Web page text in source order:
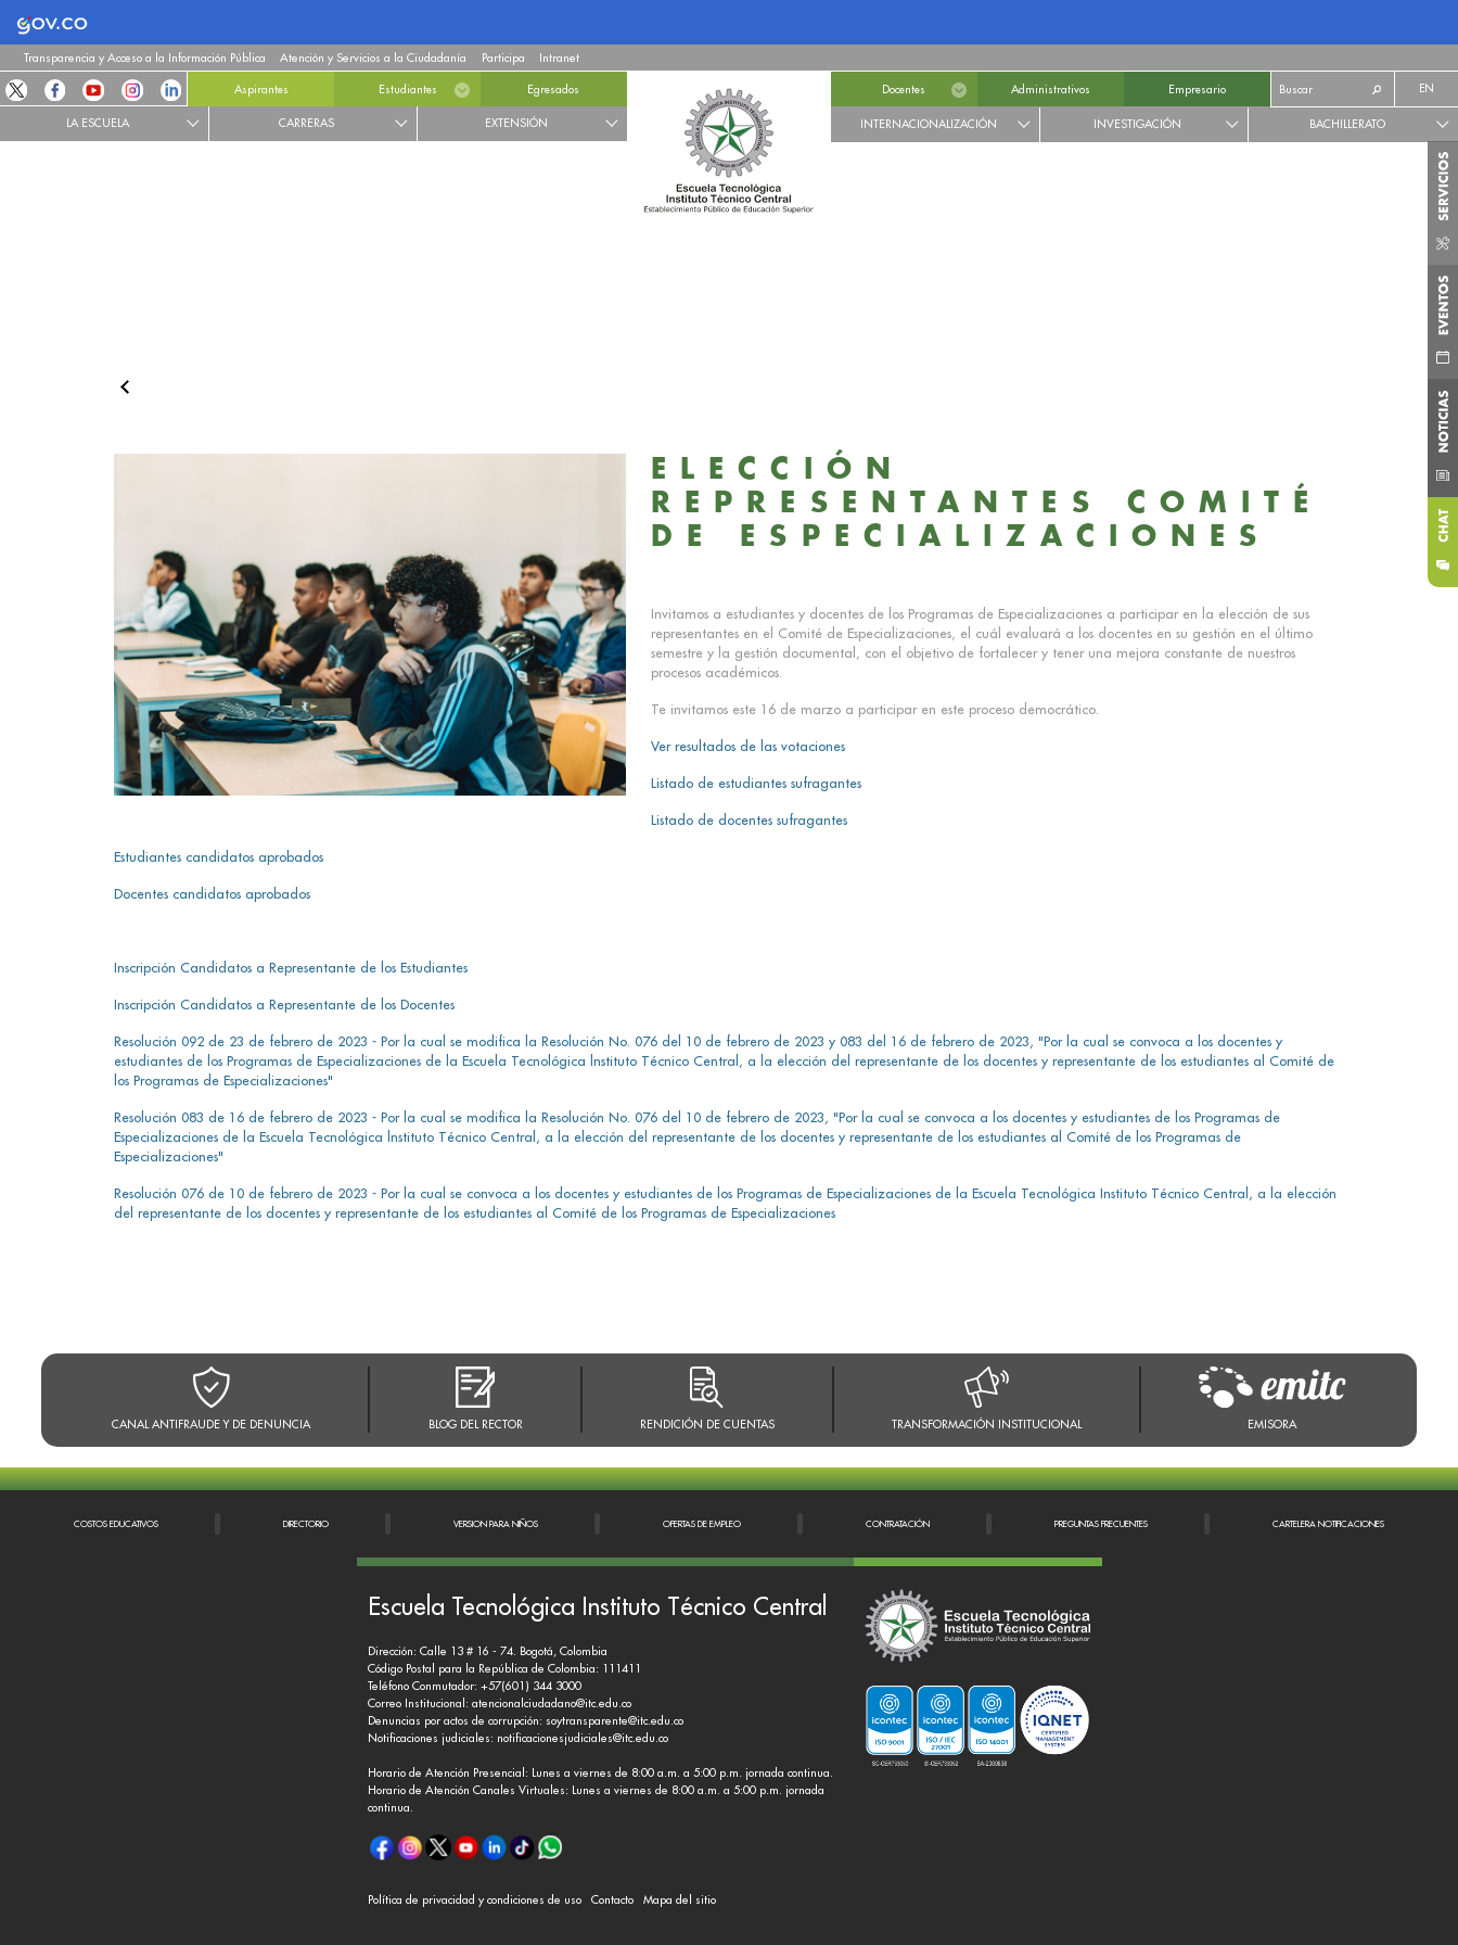
Logo Gobierno de Colombia
Transparencia y Acceso a la Información Pública Atención y Servicios a la Ciudadanía Participa Intranet
Aspirantes Estudiantes Egresados
LA ESCUELA CARRERAS EXTENSIÓN
Docentes Administrativos Empresario EN
INTERNACIONALIZACIÓN INVESTIGACIÓN BACHILLERATO
CANAL ANTIFRAUDE Y DE DENUNCIA BLOG DEL RECTOR RENDICIÓN DE CUENTAS TRANSFORMACIÓN INSTITUCIONAL EMISORA
ELECCIÓN
REPRESENTANTES COMITÉ
DE ESPECIALIZACIONES
Invitamos a estudiantes y docentes de los Programas de Especializaciones a participar en la elección de sus
representantes en el Comité de Especializaciones, el cuál evaluará a los docentes en su gestión en el último
semestre y la gestión documental, con el objetivo de fortalecer y tener una mejora constante de nuestros
procesos académicos.
Te invitamos este 16 de marzo a participar en este proceso democrático.
Ver resultados de las votaciones
Listado de estudiantes sufragantes
Listado de docentes sufragantes
Estudiantes candidatos aprobados
Docentes candidatos aprobados
Inscripción Candidatos a Representante de los Estudiantes
Inscripción Candidatos a Representante de los Docentes
Resolución 092 de 23 de febrero de 2023 - Por la cual se modifica la Resolución No. 076 del 10 de febrero de 2023 y 083 del 16 de febrero de 2023, "Por la cual se convoca a los docentes y
estudiantes de los Programas de Especializaciones de la Escuela Tecnológica lnstituto Técnico Central, a la elección del representante de los docentes y representante de los estudiantes al Comité de
los Programas de Especializaciones"
Resolución 083 de 16 de febrero de 2023 - Por la cual se modifica la Resolución No. 076 del 10 de febrero de 2023, "Por la cual se convoca a los docentes y estudiantes de los Programas de
Especializaciones de la Escuela Tecnológica lnstituto Técnico Central, a la elección del representante de los docentes y representante de los estudiantes al Comité de los Programas de
Especializaciones"
Resolución 076 de 10 de febrero de 2023 - Por la cual se convoca a los docentes y estudiantes de los Programas de Especializaciones de la Escuela Tecnológica Instituto Técnico Central, a la elección
del representante de los docentes y representante de los estudiantes al Comité de los Programas de Especializaciones
COSTOS EDUCATIVOS DIRECTORIO VERSION PARA NIÑOS OFERTAS DE EMPLEO CONTRATACIÓN PREGUNTAS FRECUENTES CARTELERA NOTIFICACIONES
Escuela Tecnológica Instituto Técnico Central
Dirección: Calle 13 # 16 - 74. Bogotá, Colombia
Código Postal para la República de Colombia: 111411
Teléfono Conmutador: +57(601) 344 3000
Correo Institucional: atencionalciudadano@itc.edu.co
Denuncias por actos de corrupción: soytransparente@itc.edu.co
Notificaciones judiciales: notificacionesjudiciales@itc.edu.co
Horario de Atención Presencial: Lunes a viernes de 8:00 a.m. a 5:00 p.m. jornada continua.
Horario de Atención Canales Virtuales: Lunes a viernes de 8:00 a.m. a 5:00 p.m. jornada
continua.
Política de privacidad y condiciones de uso Contacto Mapa del sitio